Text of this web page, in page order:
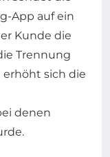
App auf ein
Kunde die
Trennung
erhöht sich die
denen